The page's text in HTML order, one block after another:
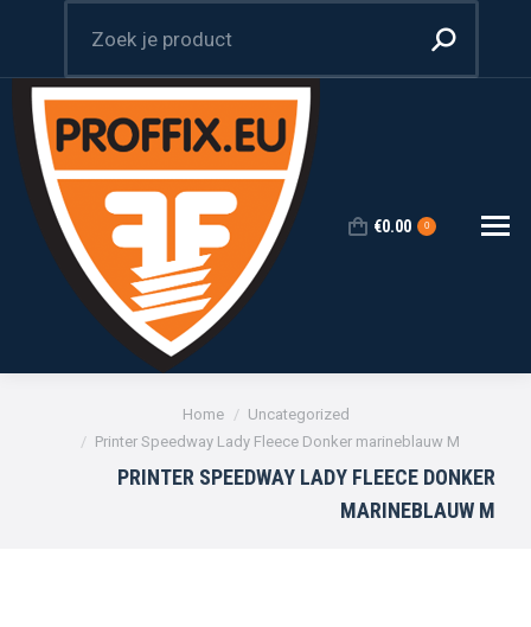
€0.00 0
Home
Uncategorized
Printer Speedway Lady Fleece Donker marineblauw M
PRINTER SPEEDWAY LADY FLEECE DONKER
MARINEBLAUW M